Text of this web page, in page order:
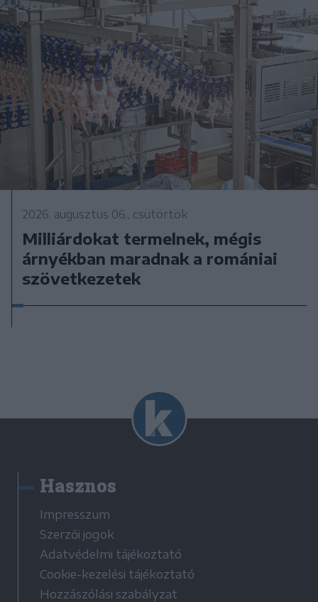
2026. augusztus 06., csütörtök
Milliárdokat termelnek, mégis
árnyékban maradnak a romániai
szövetkezetek
Hasznos
Impresszum
Szerzői jogok
Adatvédelmi tájékoztató
Cookie-kezelési tájékoztató
Hozzászólási szabályzat